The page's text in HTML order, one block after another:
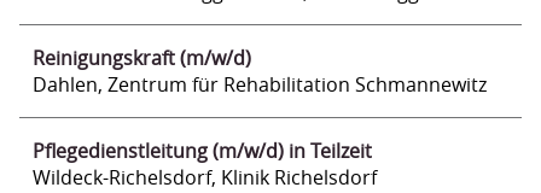
Reinigungskraft (m/w/d)
Dahlen, Zentrum für Rehabilitation Schmannewitz
Pflegedienstleitung (m/w/d) in Teilzeit
Wildeck-Richelsdorf, Klinik Richelsdorf